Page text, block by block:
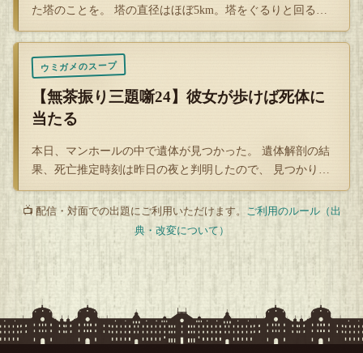
た塔のことを。 塔の直径はほぼ5km。塔をぐるりと回ると
したら…
ウミガメのスープ
【無茶振り三題噺24】彼女が歩けば死体に
当たる
本日、マンホールの中で遺体が見つかった。 遺体解剖の結
果、死亡推定時刻は昨日の夜と判明したので、 見つかり辛
い場所なのに…
📺 配信・対面での出題にご利用いただけます。
ご利用のルール（出
典・改変について）